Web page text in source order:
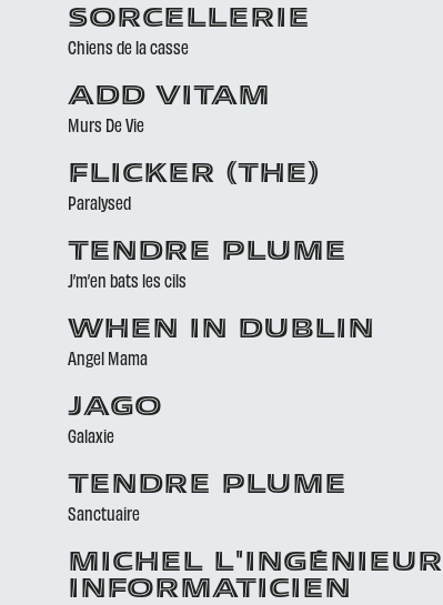
SORCELLERIE
Chiens de la casse
ADD VITAM
Murs De Vie
FLICKER (THE)
Paralysed
TENDRE PLUME
J’m’en bats les cils
WHEN IN DUBLIN
Angel Mama
JAGO
Galaxie
TENDRE PLUME
Sanctuaire
MICHEL L'INGÉNIEUR
INFORMATICIEN